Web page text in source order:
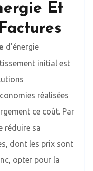
Et
d'énergie
initial est
réalisées
ce coût. Par
réduire sa
dont les prix sont
opter pour la